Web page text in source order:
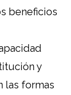
beneficios
y
las formas